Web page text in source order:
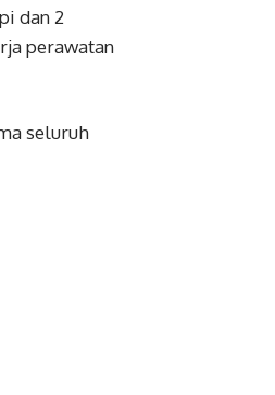
dan 2
perawatan
seluruh